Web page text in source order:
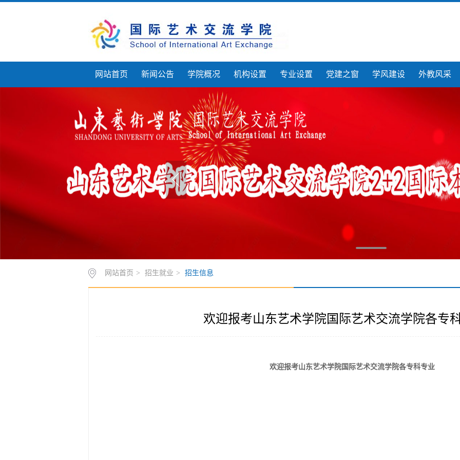
网站首页 新闻公告 学院概况 机构设置 专业设置 党建之窗 学风建设 外教风采
网站首页 > 招生就业 > 招生信息
欢迎报考山东艺术学院国际艺术交流学院各专
欢迎报考山东艺术学院国际艺术交流学院各专科专业